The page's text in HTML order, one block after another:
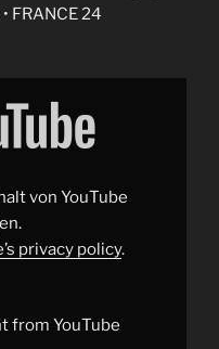
FRANCE 24
von YouTube
privacy policy.
from YouTube